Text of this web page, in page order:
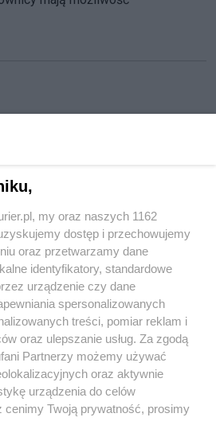
Konstytucji 3 maja.
wymiany informacji
regionie
się bez zapisów!
my oraz naszych 1162
dostęp i przechowujemy
oraz przetwarzamy dane
identyfikatory, standardowe
urządzenie czy dane
spersonalizowanych
treści, pomiar reklam i
oraz ulepszanie usług. Za zgodą
Partnerzy możemy używać
oraz aktywnie
urządzenia do celów
cenimy Twoją prywatność, prosimy